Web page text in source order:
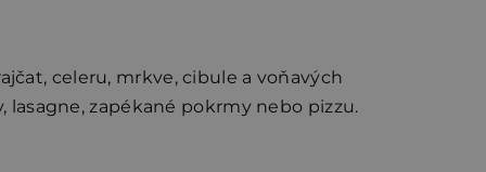
celeru, mrkve, cibule a voňavých
zapékané pokrmy nebo pizzu.